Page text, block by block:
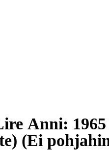
Anni: 1965
Centenario (12 monete) (Ei